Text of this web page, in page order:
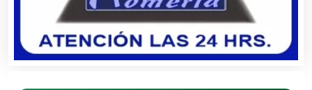
Clínicas de Rehabilitación
Clínicas y Hospitales